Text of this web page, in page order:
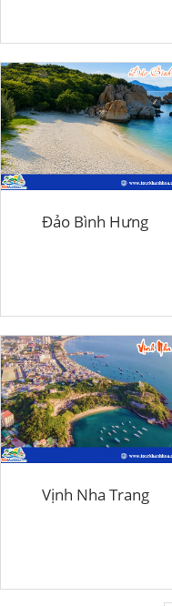
Đảo Bình Hưng
Vịnh Nha Trang